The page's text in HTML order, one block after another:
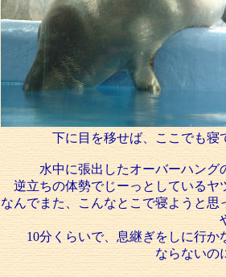
下に目を移せば、ここでも寝
水中に張出したオーバーハング
逆立ちの体勢でじーっとしているヤ
なんでまた、こんなとこで寝ようと思
10分くらいで、息継ぎをしに行か
ならないの